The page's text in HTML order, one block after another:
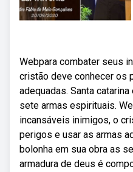
Webpara combater seus
cristão deve conhecer os
adequadas. Santa
sete armas espirituais.
incansáveis inimigos, o
perigos e usar as armas
bolonha em sua obra as
armadura de deus é